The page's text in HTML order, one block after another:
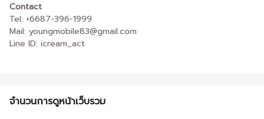
Contact
Tel: +6687-396-1999
Mail: youngmobile83@gmail.com
Line ID: icream_act
จำนวนการดูหน้าเว็บรวม